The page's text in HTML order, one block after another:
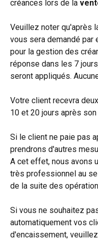
créances lors de la
Veuillez noter qu'après
vous sera demandé par
pour la gestion des
réponse dans les 7
seront appliqués.
Votre client recevra
10 et 20 jours après son
Si le client ne paie pas
prendrons d'autres
A cet effet, nous avons
très professionnel au
de la suite des
Si vous ne souhaitez
automatiquement vos
d'encaissement,